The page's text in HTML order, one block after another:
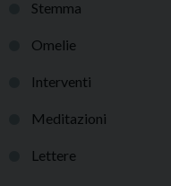
Stemma
Omelie
Interventi
Meditazioni
Lettere